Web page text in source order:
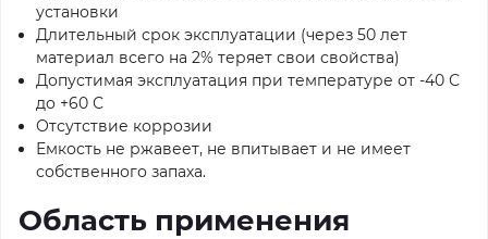
установки
Длительный срок эксплуатации (через 50 лет
материал всего на 2% теряет свои свойства)
Допустимая эксплуатация при температуре от -40 С
до +60 С
Отсутствие коррозии
Емкость не ржавеет, не впитывает и не имеет
собственного запаха.
Область применения